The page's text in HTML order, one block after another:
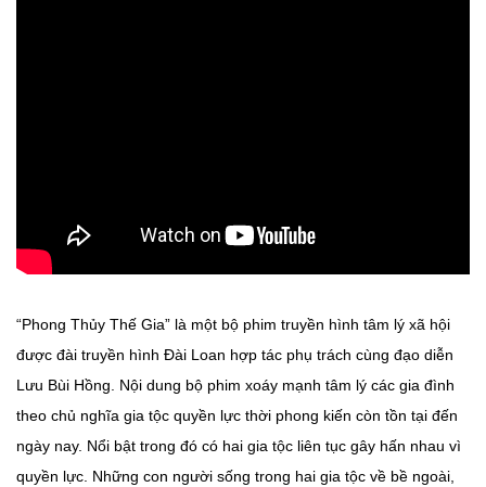
“Phong Thủy Thế Gia” là một bộ phim truyền hình tâm lý xã hội
được đài truyền hình Đài Loan hợp tác phụ trách cùng đạo diễn
Lưu Bùi Hồng. Nội dung bộ phim xoáy mạnh tâm lý các gia đình
theo chủ nghĩa gia tộc quyền lực thời phong kiến còn tồn tại đến
ngày nay. Nổi bật trong đó có hai gia tộc liên tục gây hấn nhau vì
quyền lực. Những con người sống trong hai gia tộc về bề ngoài,